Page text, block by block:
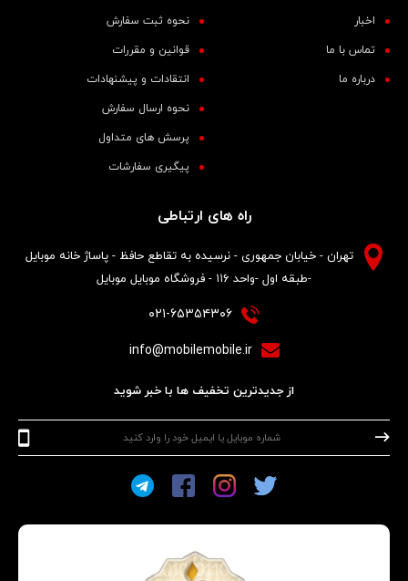
اخبار
تماس با ما
درباره ما
نحوه ثبت سفارش
قوانین و مقررات
انتقادات و پیشنهادات
نحوه ارسال سفارش
پرسش های متداول
پیگیری سفارشات
راه های ارتباطی
تهران - خیابان جمهوری - نرسیده به تقاطع حافظ - پاساژ خانه موبایل
-طبقه اول -واحد ۱۱۶ - فروشگاه موبایل موبایل
۰۲۱-۶۵۳۵۴۳۰۶
info@mobilemobile.ir
از جدیدترین تخفیف ها با خبر شوید